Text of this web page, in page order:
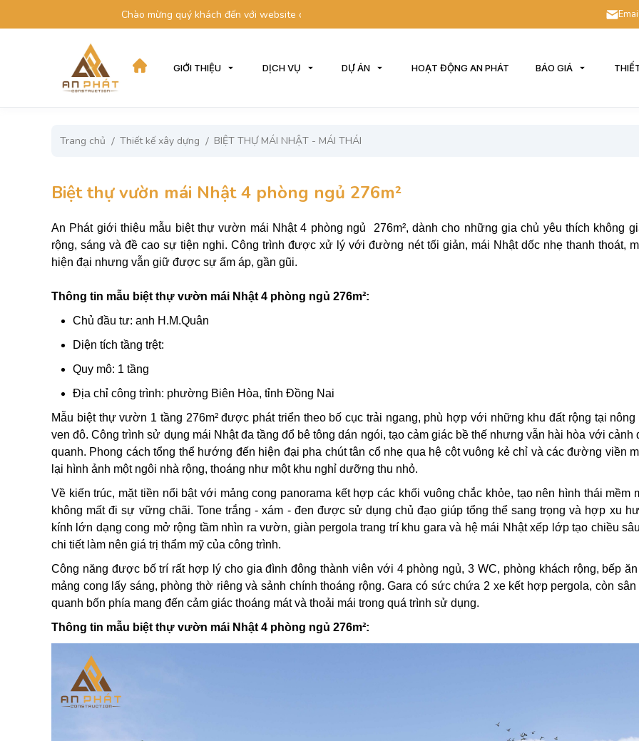
Chào mừng quý khách đến với website của chúng tôi
GIỚI THIỆU DỊCH VỤ DỰ ÁN HOẠT ĐỘNG AN PHÁT BÁO GIÁ
Trang chủ Thiết kế xây dựng BIỆT THỰ MÁI NHẬT - MÁI THÁI
Biệt thự vườn mái Nhật 4 phòng ngủ 276m²
An Phát giới thiệu mẫu biệt thự vườn mái Nhật 4 phòng ngủ 276m², dành cho những gia chủ yêu thích không
rộng, sáng và đề cao sự tiện nghi. Công trình được xử lý với đường nét tối giản, mái Nhật dốc nhẹ thanh thoát,
hiện đại nhưng vẫn giữ được sự ấm áp, gần gũi.
Thông tin mẫu biệt thự vườn mái Nhật 4 phòng ngủ 276m²:
Chủ đầu tư: anh H.M.Quân
Diện tích tầng trệt:
Quy mô: 1 tầng
Địa chỉ công trình: phường Biên Hòa, tỉnh Đồng Nai
Mẫu biệt thự vườn 1 tầng 276m² được phát triển theo bố cục trải ngang, phù hợp với những khu đất rộng tại nông
ven đô. Công trình sử dụng mái Nhật đa tầng đổ bê tông dán ngói, tạo cảm giác bề thế nhưng vẫn hài hòa với cảnh
quanh. Phong cách tổng thể hướng đến hiện đại pha chút tân cổ nhẹ qua hệ cột vuông kẻ chỉ và các đường viền
lại hình ảnh một ngôi nhà rộng, thoáng như một khu nghỉ dưỡng thu nhỏ.
Về kiến trúc, mặt tiền nổi bật với mảng cong panorama kết hợp các khối vuông chắc khỏe, tạo nên hình thái mềm
không mất đi sự vững chãi. Tone trắng - xám - đen được sử dụng chủ đạo giúp tổng thể sang trọng và hợp xu
kính lớn dạng cong mở rộng tầm nhìn ra vườn, giàn pergola trang trí khu gara và hệ mái Nhật xếp lớp tạo chiều
chi tiết làm nên giá trị thẩm mỹ của công trình.
Công năng được bố trí rất hợp lý cho gia đình đông thành viên với 4 phòng ngủ, 3 WC, phòng khách rộng, bếp
mảng cong lấy sáng, phòng thờ riêng và sảnh chính thoáng rộng. Gara có sức chứa 2 xe kết hợp pergola, còn
quanh bốn phía mang đến cảm giác thoáng mát và thoải mái trong quá trình sử dụng.
Thông tin mẫu biệt thự vườn mái Nhật 4 phòng ngủ 276m²: